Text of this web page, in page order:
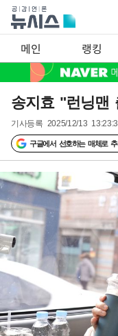
메인 랭킹
송지효 "런닝맨
기사등록 2025/12/13
구글에서 선호하는 매체로 추